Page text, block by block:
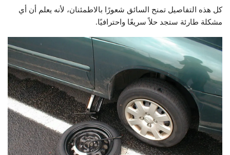
كل هذه التفاصيل تمنح السائق شعورًا بالاطمئنان، لأنه يعلم أن أي
مشكلة طارئة ستجد حلاً سريعًا واحترافيًا.